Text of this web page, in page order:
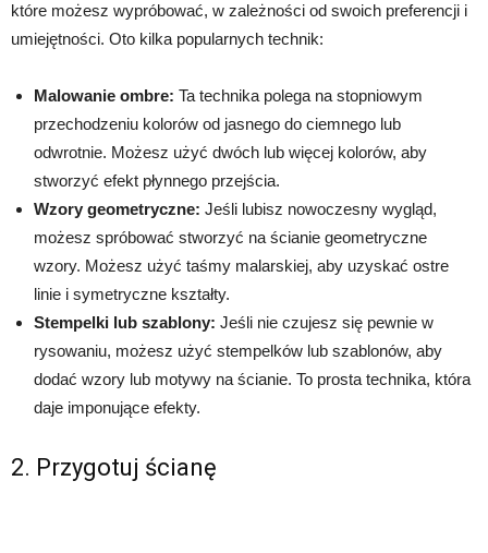
które możesz wypróbować, w zależności od swoich preferencji i
umiejętności. Oto kilka popularnych technik:
Malowanie ombre: Ta technika polega na stopniowym
przechodzeniu kolorów od jasnego do ciemnego lub
odwrotnie. Możesz użyć dwóch lub więcej kolorów, aby
stworzyć efekt płynnego przejścia.
Wzory geometryczne: Jeśli lubisz nowoczesny wygląd,
możesz spróbować stworzyć na ścianie geometryczne
wzory. Możesz użyć taśmy malarskiej, aby uzyskać ostre
linie i symetryczne kształty.
Stempelki lub szablony: Jeśli nie czujesz się pewnie w
rysowaniu, możesz użyć stempelków lub szablonów, aby
dodać wzory lub motywy na ścianie. To prosta technika, która
daje imponujące efekty.
2. Przygotuj ścianę